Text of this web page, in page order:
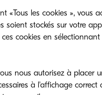
ou moins à partir de
électrique
: 574,4 W, En attente
«Tous les cookies », vous
soient stockés sur votre
ces cookies en sélectionnant
nous autorisez à placer
à l'affichage correct